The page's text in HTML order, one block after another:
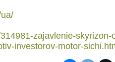
zajavlenie-skyrizon-
investorov-motor-